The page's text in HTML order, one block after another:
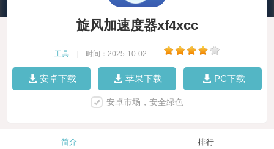
旋风加速度器xf4xcc
工具 时间：2025-10-02
安卓下载 苹果下载 PC下载
安卓市场，安全绿色
简介 排行